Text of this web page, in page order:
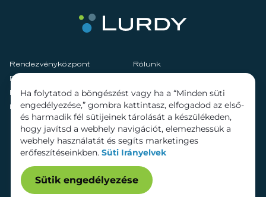
Rendezvényközpont
Rólunk
Fenntarthatóság
Hírek
Szolgáltatások
Kapcsolat
Bérelhető területek
Ha folytatod a böngészést vagy ha a “Minden süti
engedélyezése,” gombra kattintasz, elfogadod az első-
és harmadik fél sütijeinek tárolását a készülékeden,
hogy javítsd a webhely navigációt, elemezhessük a
webhely használatát és segíts marketinges
erőfeszítéseinkben. Süti Irányelvek
Sütik engedélyezése